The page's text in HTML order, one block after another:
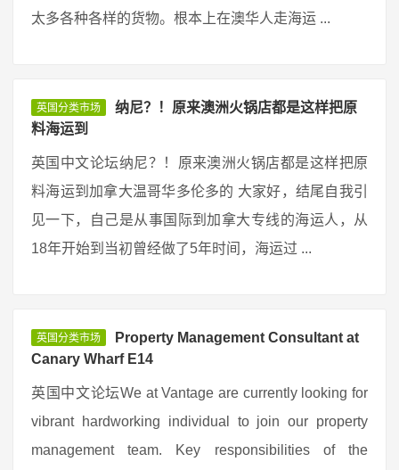
太多各种各样的货物。根本上在澳华人走海运 ...
英国分类市场
纳尼？！原来澳洲火锅店都是这样把原
料海运到
英国中文论坛纳尼？！原来澳洲火锅店都是这样把原
料海运到加拿大温哥华多伦多的 大家好，结尾自我引
见一下，自己是从事国际到加拿大专线的海运人，从
18年开始到当初曾经做了5年时间，海运过 ...
英国分类市场
Property Management Consultant at
Canary Wharf E14
英国中文论坛We at Vantage are currently looking for
vibrant hardworking individual to join our property
management team. Key responsibilities of the